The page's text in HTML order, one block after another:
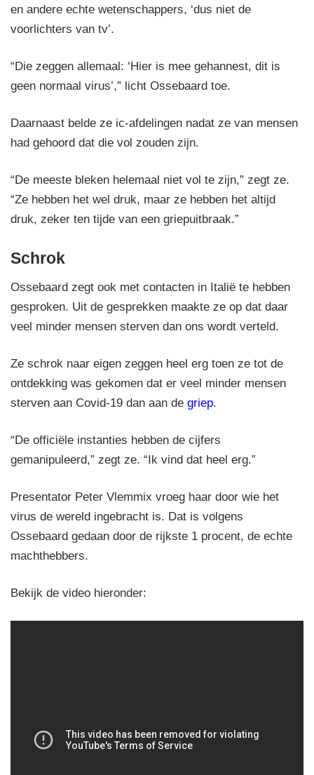
en andere echte wetenschappers, ‘dus niet de
voorlichters van tv’.
“Die zeggen allemaal: ‘Hier is mee gehannest, dit is
geen normaal virus’,” licht Ossebaard toe.
Daarnaast belde ze ic-afdelingen nadat ze van mensen
had gehoord dat die vol zouden zijn.
“De meeste bleken helemaal niet vol te zijn,” zegt ze.
“Ze hebben het wel druk, maar ze hebben het altijd
druk, zeker ten tijde van een griepuitbraak.”
Schrok
Ossebaard zegt ook met contacten in Italië te hebben
gesproken. Uit de gesprekken maakte ze op dat daar
veel minder mensen sterven dan ons wordt verteld.
Ze schrok naar eigen zeggen heel erg toen ze tot de
ontdekking was gekomen dat er veel minder mensen
sterven aan Covid-19 dan aan de griep.
“De officiële instanties hebben de cijfers
gemanipuleerd,” zegt ze. “Ik vind dat heel erg.”
Presentator Peter Vlemmix vroeg haar door wie het
virus de wereld ingebracht is. Dat is volgens
Ossebaard gedaan door de rijkste 1 procent, de echte
machthebbers.
Bekijk de video hieronder: